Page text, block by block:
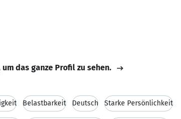
das ganze Profil zu sehen.
Belastbarkeit Deutsch Starke Persönlichkeit